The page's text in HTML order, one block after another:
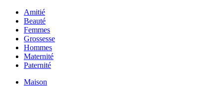
Amitié
Beauté
Femmes
Grossesse
Hommes
Maternité
Paternité
Maison